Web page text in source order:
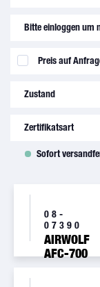
Brackett
Cessna Aircraft
Parker Hannifin
Pratt & Whitney
Tecnam S.p.A.(1
Bitte einloggen um
Preis auf
Zustand
new(260)
Zertifikatsart
8130-3(243)
Sofort
08-
07390
AIRWOLF
AFC-700